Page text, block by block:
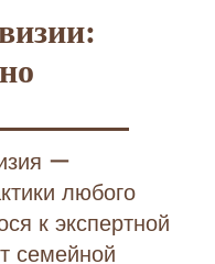
ー
любого
к экспертной
семейной